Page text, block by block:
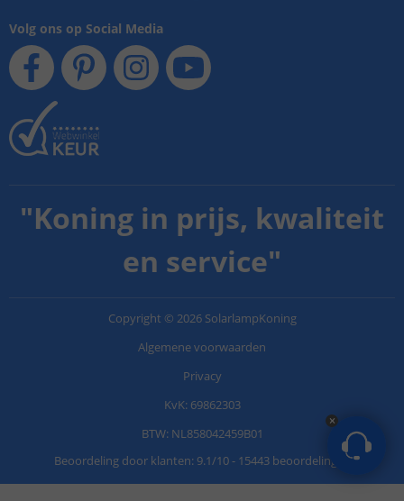
Volg ons op Social Media
"Koning in prijs, kwaliteit
en service"
Copyright © 2026 SolarlampKoning
Algemene voorwaarden
Privacy
KvK: 69862303
BTW: NL858042459B01
Beoordeling door klanten: 9.1/10- 15443 beoordelingen